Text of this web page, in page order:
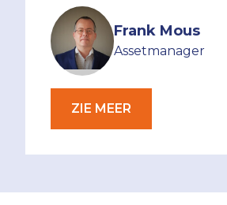
Frank Mous
Assetmanager
ZIE MEER